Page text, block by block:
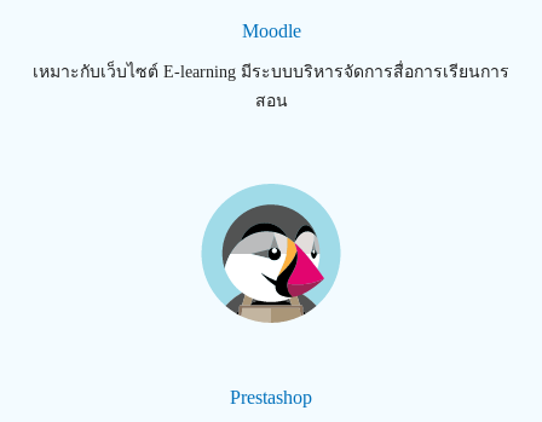
Moodle
เหมาะกับเว็บไซต์ E-learning มีระบบบริหารจัดการสื่อการเรียนการ
สอน
Prestashop